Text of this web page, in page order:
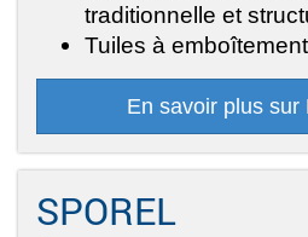
traditionnelle et
Tuiles à
En savoir plus sur
SPOREL